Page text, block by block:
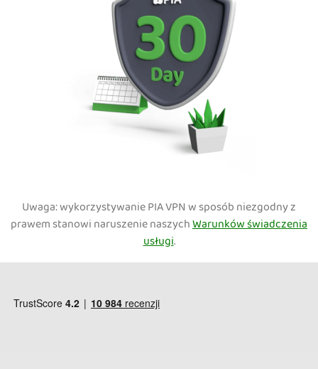
Uwaga: wykorzystywanie PIA VPN w sposób niezgodny z
prawem stanowi naruszenie naszychWarunków świadczenia
usługi.